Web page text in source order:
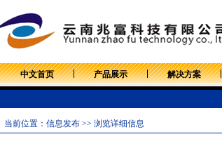
中文首页 产品展示 解决方案
当前位置：信息发布 >> 浏览详细信息